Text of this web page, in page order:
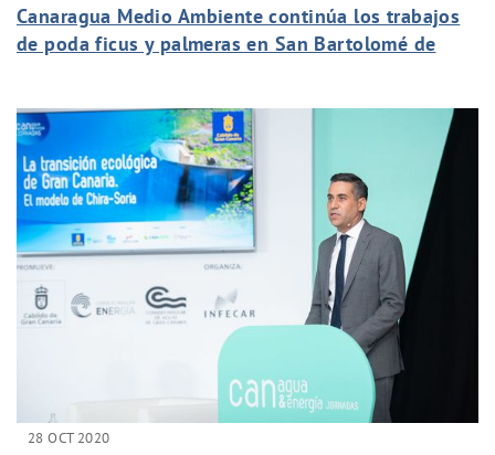
Canaragua Medio Ambiente continúa los trabajos
de poda ficus y palmeras en San Bartolomé de
28 OCT 2020